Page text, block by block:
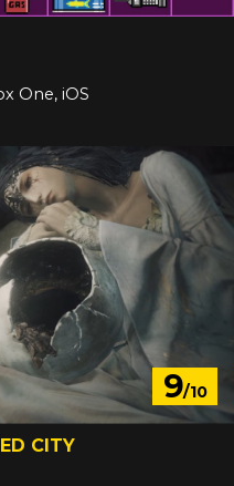
One, iOS
9/10
CITY